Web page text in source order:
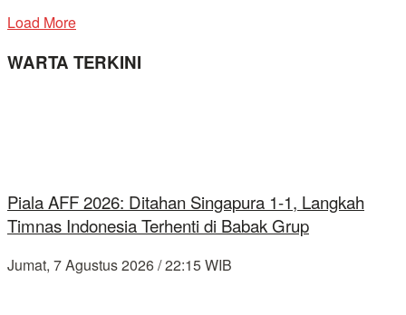
Load More
WARTA TERKINI
Piala AFF 2026: Ditahan Singapura 1-1, Langkah
Timnas Indonesia Terhenti di Babak Grup
Jumat, 7 Agustus 2026 / 22:15 WIB